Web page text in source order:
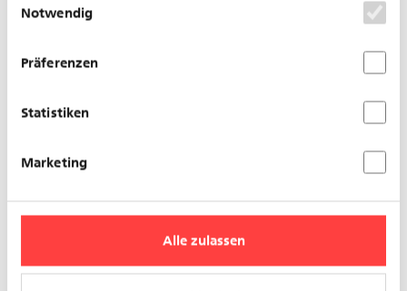
optimal zu entsprechen, wird nur ein einzelnes Cookie
treffen müssen.
Notwendig
Präferenzen
Statistiken
Marketing
Alle zulassen
(CH), Station und Dornach (CH),
Bahnhof im Bereich Rodersdorf
(CH), Station